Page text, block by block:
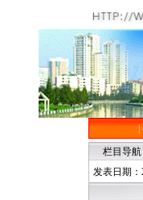
栏目导航
发表日期